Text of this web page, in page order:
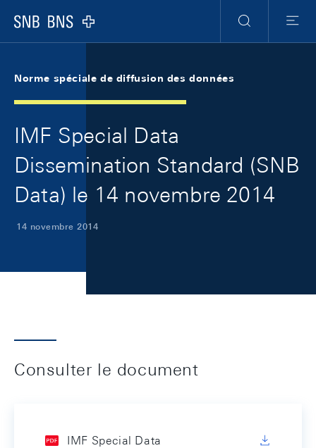
Logo
RechercheMenu
Norme spéciale de diffusion des données
IMF Special Data
Dissemination Standard (SNB
Data) le 14 novembre 2014
14 novembre 2014
Consulter le document
IMF Special Data